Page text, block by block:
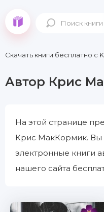
Скачать книги бесплатно c
Автор Крис
На этой странице
Крис МакКормик. Вы
электронные книги
нашего сайта